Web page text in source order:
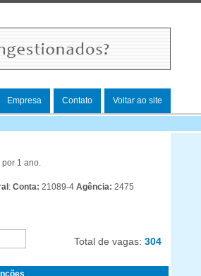
Empresa Contato Voltar ao site
1 ano.
: Conta: 21089-4 Agência: 2475
Total de vagas: 304